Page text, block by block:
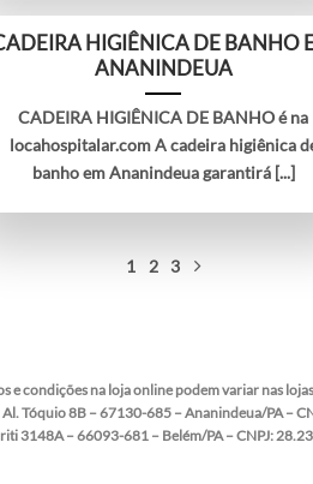
HIGIÊNICA DE BANHO
ANANINDEUA
CADEIRA HIGIÊNICA DE BANHO é na
locahospitalar.com A cadeira higiênica
banho em Ananindeua garantirá [...]
1 2 3
e condições na loja online podem variar nas
Tóquio 8B – 67130-685 – Ananindeua/PA –
3148A – 66093-681 – Belém/PA – CNPJ: